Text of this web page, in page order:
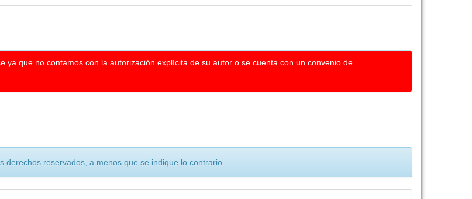
ya que no contamos con la autorización explícita de su autor o se cuenta con un convenio de
reservados, a menos que se indique lo contrario.